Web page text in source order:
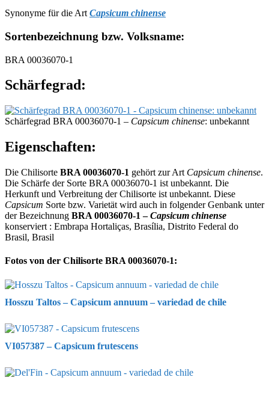
Synonyme für die Art Capsicum chinense
Sortenbezeichnung bzw. Volksname:
BRA 00036070-1
Schärfegrad:
Schärfegrad BRA 00036070-1 – Capsicum chinense: unbekannt
Eigenschaften:
Die Chilisorte BRA 00036070-1 gehört zur Art Capsicum chinense.
Die Schärfe der Sorte BRA 00036070-1 ist unbekannt. Die
Herkunft und Verbreitung der Chilisorte ist unbekannt. Diese
Capsicum Sorte bzw. Varietät wird auch in folgender Genbank unter
der Bezeichnung BRA 00036070-1 –Capsicum chinense
konserviert : Embrapa Hortaliças, Brasília, Distrito Federal do
Brasil, Brasil
Fotos von der Chilisorte BRA 00036070-1:
Hosszu Taltos – Capsicum annuum – variedad de chile
VI057387 – Capsicum frutescens